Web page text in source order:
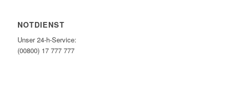
NOTDIENST
Unser 24-h-Service:
(00800) 17 777 777